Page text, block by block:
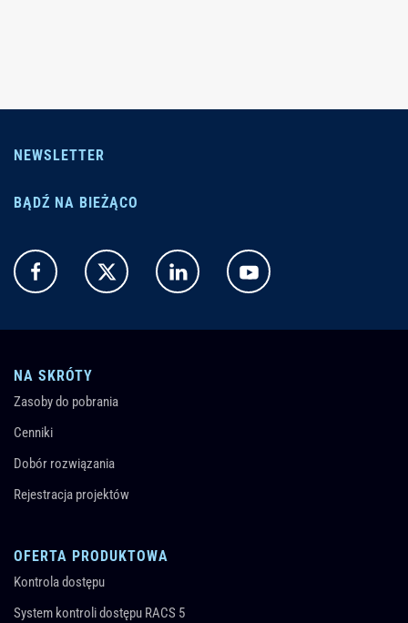
NEWSLETTER
BĄDŹ NA BIEŻĄCO
NA SKRÓTY
Zasoby do pobrania
Cenniki
Dobór rozwiązania
Rejestracja projektów
OFERTA PRODUKTOWA
Kontrola dostępu
System kontroli dostępu RACS 5